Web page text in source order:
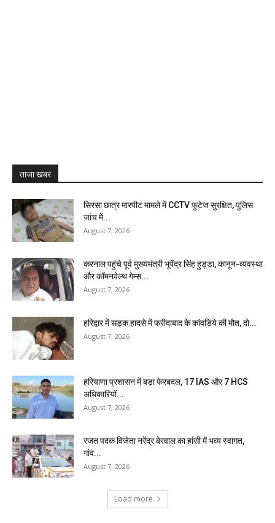
ताजा खबर
सिरसा छात्र मारपीट मामले में CCTV फुटेज सुरक्षित, पुलिस
जांच में...
August 7, 2026
करनाल पहुंचे पूर्व मुख्यमंत्री भूपेंद्र सिंह हुड्डा, कानून-व्यवस्था
और कॉमनवेल्थ गेम्स...
August 7, 2026
हरिद्वार में सड़क हादसे में फरीदाबाद के कांवड़िये की मौत, दो...
August 7, 2026
हरियाणा प्रशासन में बड़ा फेरबदल, 17 IAS और 7 HCS
अधिकारियों...
August 7, 2026
रजत पदक विजेता नरेंद्र बेरवाल का हांसी में भव्य स्वागत,
गांव...
August 7, 2026
Load more